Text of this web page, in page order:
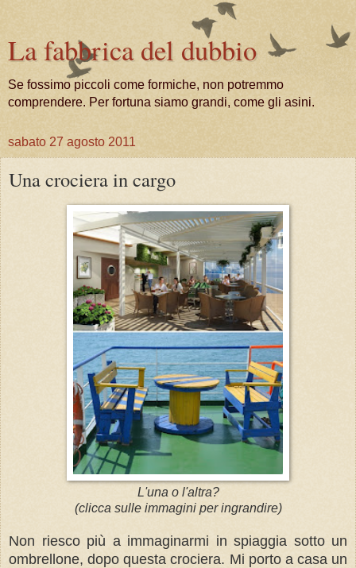
La fabbrica del dubbio
Se fossimo piccoli come formiche, non potremmo
comprendere. Per fortuna siamo grandi, come gli asini.
sabato 27 agosto 2011
Una crociera in cargo
L'una o l'altra?
(clicca sulle immagini per ingrandire)
Non riesco più a immaginarmi in spiaggia sotto un
ombrellone, dopo questa crociera. Mi porto a casa un